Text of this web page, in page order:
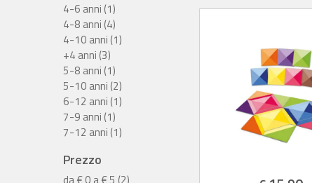
4-6 anni (1)
4-8 anni (4)
4-10 anni (1)
+4 anni (3)
5-8 anni (1)
5-10 anni (2)
6-12 anni (1)
7-9 anni (1)
7-12 anni (1)
Prezzo